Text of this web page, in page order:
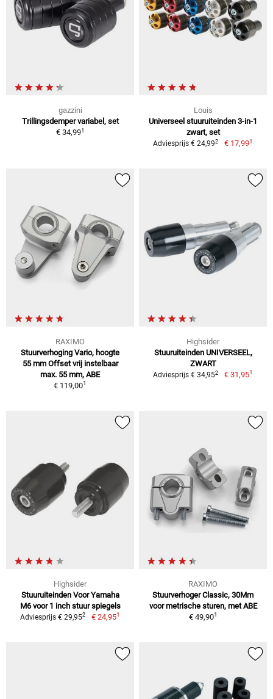
gazzini
Trillingsdemper variabel, set
€ 34,991
Louis
Universeel stuuruiteinden 3-in-1
zwart, set
Adviesprijs € 24,992 € 17,991
RAXIMO
Stuurverhoging Vario, hoogte
55 mm Offset vrij instelbaar
max. 55 mm, ABE
€ 119,001
Highsider
Stuuruiteinden UNIVERSEEL,
ZWART
Adviesprijs € 34,952 € 31,951
Highsider
Stuuruiteinden Voor Yamaha
M6 voor 1 inch stuur spiegels
Adviesprijs € 29,952 € 24,951
RAXIMO
Stuurverhoger Classic, 30Mm
voor metrische sturen, met ABE
€ 49,901